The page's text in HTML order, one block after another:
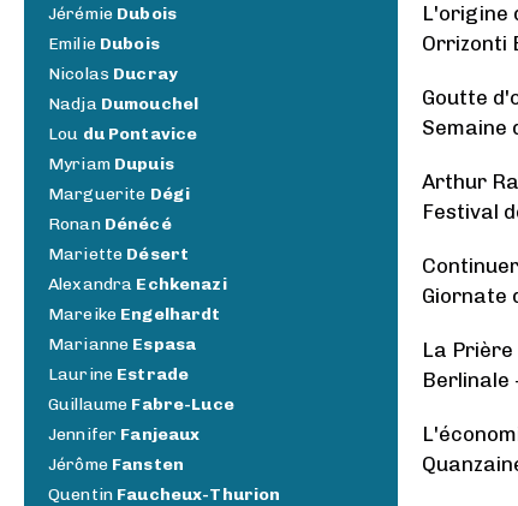
Jérémie Dubois
Emilie Dubois
Nicolas Ducray
Nadja Dumouchel
Lou du Pontavice
Myriam Dupuis
Marguerite Dégi
Ronan Dénécé
Mariette Désert
Alexandra Echkenazi
Mareike Engelhardt
Marianne Espasa
Laurine Estrade
Guillaume Fabre-Luce
Jennifer Fanjeaux
Jérôme Fansten
Quentin Faucheux-Thurion
L'origine
Orrizonti
Goutte
Semaine
Arthur
Festival
Giornate
La
Berlinale